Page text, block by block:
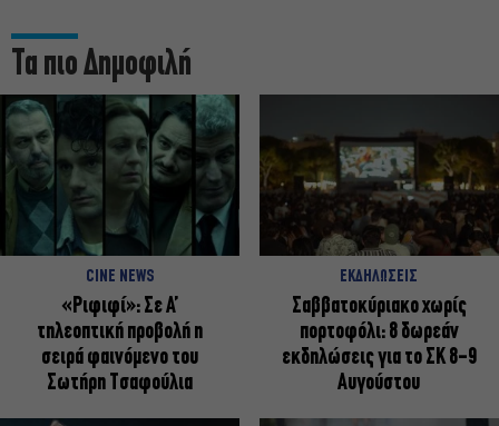
Τα πιο Δημοφιλή
CINE NEWS
«Ριφιφί»: Σε Α’
τηλεοπτική προβολή η
σειρά φαινόμενο του
Σωτήρη Τσαφούλια
ΕΚΔΗΛΩΣΕΙΣ
Σαββατοκύριακο χωρίς
πορτοφόλι: 8 δωρεάν
εκδηλώσεις για το ΣΚ 8-9
Αυγούστου